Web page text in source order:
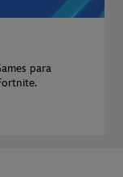
para